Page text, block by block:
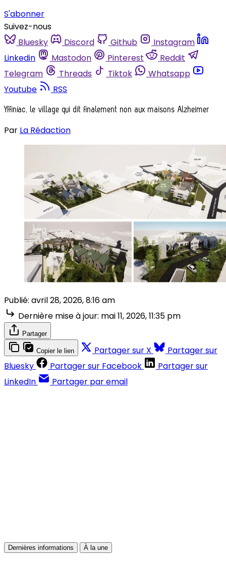
S'abonner
Suivez-nous
Bluesky
Discord Github
Instagram
Linkedin
Mastodon Pinterest
Reddit
Telegram
Threads Tiktok
Whatsapp
Youtube
RSS
Yffiniac, le village qui dit finalement non aux maisons Alzheimer
Par La Rédaction
Publié: avril 28, 2026, 8:16 am
Dernière mise à jour: mai 11, 2026, 11:35 pm
Partager
Copier le lien Partager sur X
Partager sur
Bluesky
Partager sur Facebook
Partager sur
LinkedIn
Partager par email
Dernières informations À la une